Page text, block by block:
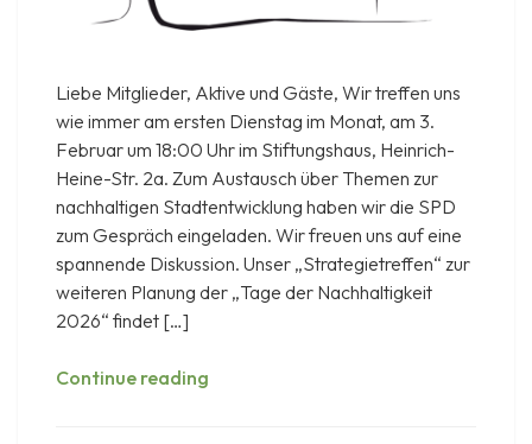
Liebe Mitglieder, Aktive und Gäste, Wir treffen uns
wie immer am ersten Dienstag im Monat, am 3.
Februar um 18:00 Uhr im Stiftungshaus, Heinrich-
Heine-Str. 2a. Zum Austausch über Themen zur
nachhaltigen Stadtentwicklung haben wir die SPD
zum Gespräch eingeladen. Wir freuen uns auf eine
spannende Diskussion. Unser „Strategietreffen“ zur
weiteren Planung der „Tage der Nachhaltigkeit
2026“ findet […]
Continue reading